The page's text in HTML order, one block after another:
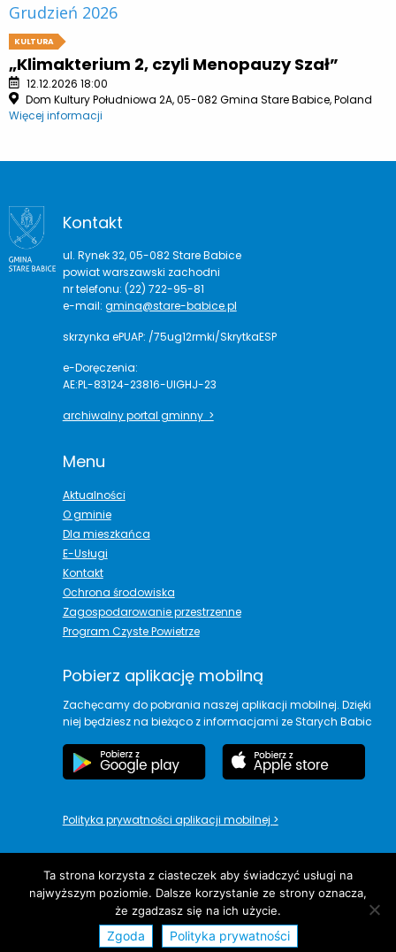
Grudzień 2026
KULTURA
„Klimakterium 2, czyli Menopauzy Szał”
12.12.2026 18:00
Dom Kultury Południowa 2A, 05-082 Gmina Stare Babice, Poland
Więcej informacji
Kontakt
ul. Rynek 32, 05-082 Stare Babice
powiat warszawski zachodni
nr telefonu: (22) 722-95-81
e-mail: gmina@stare-babice.pl
skrzynka ePUAP: /75ug12rmki/SkrytkaESP
e-Doręczenia:
AE:PL-83124-23816-UIGHJ-23
archiwalny portal gminny >
Menu
Aktualności
O gminie
Dla mieszkańca
E-Usługi
Kontakt
Ochrona środowiska
Zagospodarowanie przestrzenne
Program Czyste Powietrze
Pobierz aplikację mobilną
Zachęcamy do pobrania naszej aplikacji mobilnej. Dzięki
niej będziesz na bieżąco z informacjami ze Starych Babic
Polityka prywatności aplikacji mobilnej >
copyright© Urząd Gminy Stare Babice
Ta strona korzysta z ciasteczek aby świadczyć usługi na
najwyższym poziomie. Dalsze korzystanie ze strony oznacza,
że zgadzasz się na ich użycie.
Zgoda Polityka prywatności